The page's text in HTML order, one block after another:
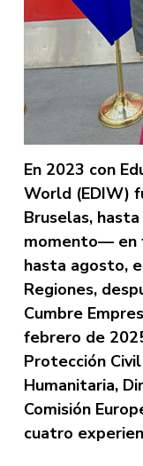
En 2023 con
World (EDIW)
Bruselas,
momento— en
hasta agosto,
Regiones,
Cumbre
febrero de
Protección
Humanitaria,
Comisión
cuatro